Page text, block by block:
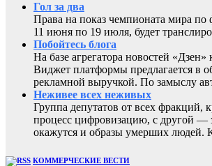
Гол за два
Права на показ чемпионата мира
11 июня по 19 июля, будет
Побойтесь блога
На базе агрегатора новостей
Виджет платформы предлагается в
рекламной выручкой. По замыслу
Неживее всех неживых
Группа депутатов от всех фракций,
процесс цифровизацию, с другой —
окажутся и образы умерших
КОММЕРЧЕСКИЕ ВЕСТИ